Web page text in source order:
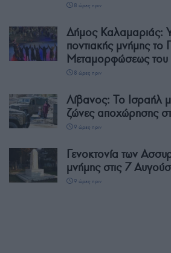
8 ώρες πριν
Δήμος Καλαμαριάς:
ποντιακής μνήμης το
Μεταμορφώσεως του
8 ώρες πριν
Λίβανος: Το Ισραήλ
ζώνες αποχώρησης
9 ώρες πριν
Γενοκτονία των
μνήμης στις 7
9 ώρες πριν